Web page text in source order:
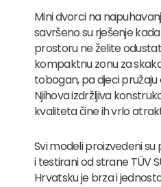
Mini dvorci na
savršeno su rješenje
prostoru ne želite
kompaktnu zonu za
tobogan, pa djeci
Njihova izdržljiva
kvaliteta čine ih vrlo
Svi modeli proizvedeni su
i testirani od strane TÜV
Hrvatsku je brza i